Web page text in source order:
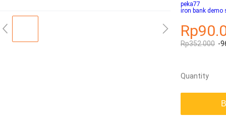
peka77
iron bank demo
Rp352.000 -
Quantity